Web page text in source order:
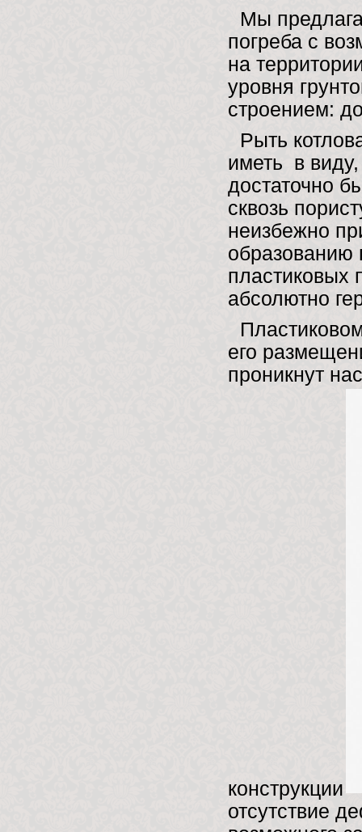
Мы
погреба с
на
уровня
строением:
Рыть
иметь в
достаточно
сквозь
неизбежно
образованию
пластиковых
абсолютно
его
проникнут
конструкции
отсутствие